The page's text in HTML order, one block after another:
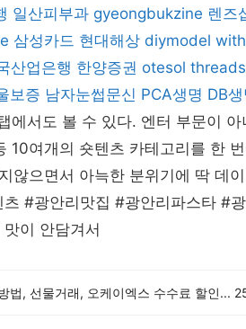
일산피부과 gyeongbukzine 렌즈
삼성카드 현대해상 diymodel
산업은행 한양증권 otesol
보증 남자눈썹문신 PCA생명 DB생
에서도 볼 수 있다. 엔터 부문이
10여개의 숏텐츠 카테고리를 한
않으면서 아늑한 분위기에 딱 데
#광안리맛집 #광안리파스타 #
이 안담겨서
법, 선물거래, 오케이엑스 수수료 할인...